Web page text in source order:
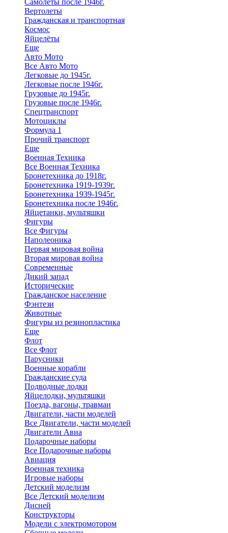
Самолеты после 1946г.
Вертолеты
Гражданская и транспортная
Космос
Яйцелёты
Еще
Авто Мото
Все Авто Мото
Легковые до 1945г.
Легковые после 1946г.
Грузовые до 1945г.
Грузовые после 1946г.
Спецтранспорт
Мотоциклы
Формула 1
Прочий транспорт
Еще
Военная Техника
Все Военная Техника
Бронетехника до 1918г.
Бронетехника 1919-1939г.
Бронетехника 1939-1945г.
Бронетехника после 1946г.
Яйцетанки, мультяшки
Фигуры
Все Фигуры
Наполеоника
Первая мировая война
Вторая мировая война
Современные
Дикий запад
Исторические
Гражданское население
Фэнтези
Животные
Фигуры из резинопластика
Еще
Флот
Все Флот
Парусники
Военные корабли
Гражданские суда
Подводные лодки
Яйцелодки, мультяшки
Поезда, вагоны, травмаи
Двигатели, части моделей
Все Двигатели, части моделей
Двигатели Авиа
Подарочные наборы
Все Подарочные наборы
Авиация
Военная техника
Игровые наборы
Детский моделизм
Все Детский моделизм
Дисней
Конструкторы
Модели с электромотором